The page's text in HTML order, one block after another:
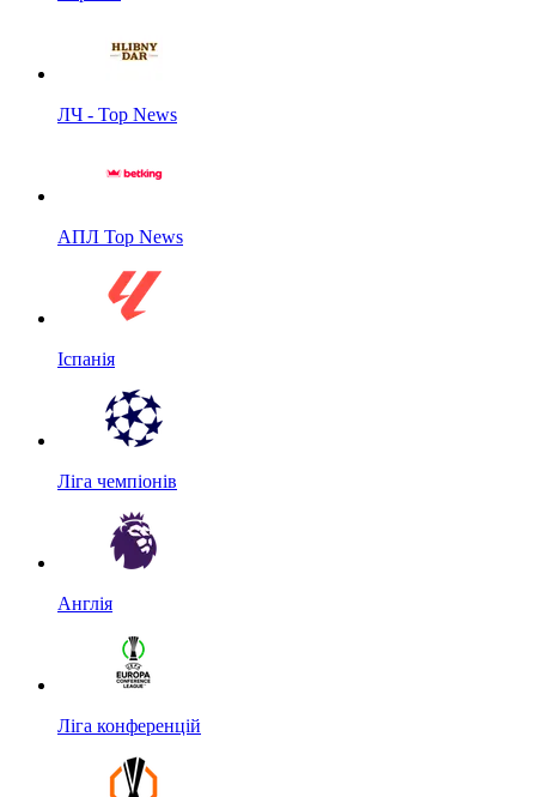
ЛЧ - Top News
АПЛ Top News
Іспанія
Ліга чемпіонів
Англія
Ліга конференцій